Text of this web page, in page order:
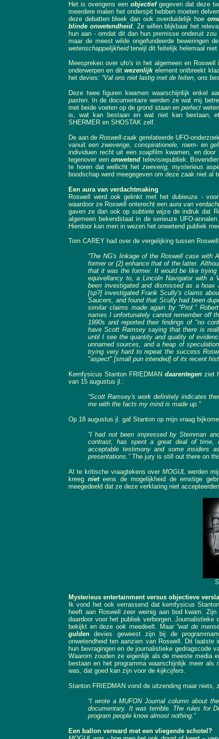
Het is overigens een objectiefgegeven dat deze
meerdere malen het onderspit hebben moeten
deze debatten bleek dan ook overduidelijk hoe
blinde onwetendheid. Ze willen blijkbaar het
hun aan - omdat dit dan hun premisse onderuit
maar de meest wilde ongefundeerde beweringen
wetenschappelijkheidterwijl dit feitelijk helemaal niet
Meespreken over ufo's in het algemeen en
onderwerpen en ditwezenlijkelement ontbreekt
het devies: “Val ons niet lastig met de feiten, ons
Deze twee figuren kwamen waarschijnlijk enkel
pasten. In de documentaire werden ze wat mij
met beide voeten op de grond staan en perfect
is, wat kan bestaan en wat niet kan bestaan,
SHERMER en SHOSTAK zelf.
De aan de Roswell-zaak gerelateerde UFO-
vanuit eenzweverige, conspirationele, roem- en
individuen recht uit eensoapfilm kwamen, en
tegenover eenonwetend televisiepubliek.
te horen dat wellicht hetzweverig, mysterieus
boodschap werd meegegeven om deze zaak niet al
Een aura van verdachtmaking
Roswell werd ook gelinkt met het dubieuze -
waardoor ze Roswell onterecht een aura van
gaven ze dan ook opsubtiele wijze de indruk dat
algemeen bekendstaat in de serieuze UFO-
Hierdoor kan men in wezen het onwetend publiek
Tom CAREY had over de vergelijking tussen
“The NG's linkage of the Roswell case with
former or (2) enhance that of the latter.
that it was the former. It would be like
equivellancy to, a Lincoln Navigator with a
been investigated and dismissed as a
[sp?] investigated Frank Scully's claims
Saucers, and found that Scully had been
similar claims made again by "Prof."
names I unfortunately cannot remember off
1990s and reported their findings of "no
have Scott Ramsey saying that there is
until I see the quantity and quality of
unnamed sources, and a heap of
trying very hard to repeat the success
"aspect" [small pun intended] of its recent
Kernfysicus Stanton FRIEDMAN daarentegenziet
van 15 augustus jl.:
“Scott Ramsey's work definitely indicates
me with the facts my mind is made up.”
Op 18 augustus jl. gaf Stanton op mijn vraag
“I had not been impressed by Steinman
contrast, has spent a great deal of time,
acceptable testimony and some insiders
presentations.”The jury is still out there on
Al te kritische vraagtekens overMOGUL werden
kreeg nieteens de mogelijkheid de ernstige
meegedeeld dat ze deze verklaring niet
Mysterieus entertainment versus objectieve
Ik vond het ook verrassend dat kernfysicus
heeft aan Roswell zeer weinig aan bod kwam.
daardoor voor het publiek verborgen.
bekijkt en dezeook meedeelt. Maar “wat de
gulden devies geweest zijn bij de
onwetendheid ten aanzien van Roswell. Dit
hun bevragingen en de journalistieke gedragscode
Waarom zouden ze eigenlijk als de meeste media
bestaan en het programma waarschijnlijk meer als
was, dat goed kan zijn voor de kijkcijfers.
Stanton FRIEDMAN vond de uitzending maar
“I wrote a MUFON Journal column about
documentary. It was terrible. The rules for
program people know almost nothing.”
Een ballon verward met een vliegende schotel?